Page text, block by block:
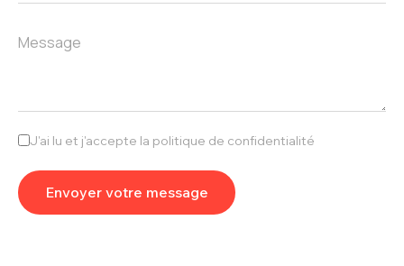
Message
J'ai lu et j'accepte la politique de confidentialité
Envoyer votre message